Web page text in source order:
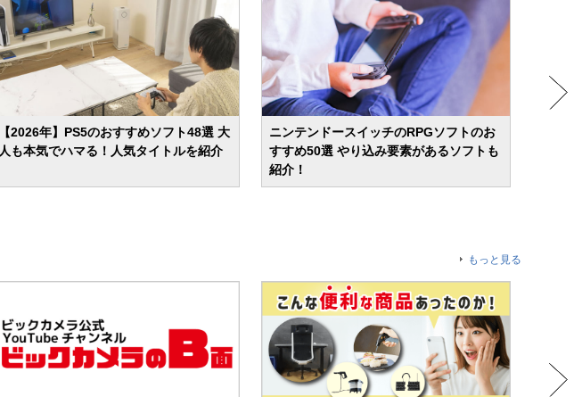
【2026年】PS5のおすすめソフト48選 大
人も本気でハマる！人気タイトルを紹介
ニンテンドースイッチのRPGソフトのお
すすめ50選 やり込み要素があるソフトも
紹介！
もっと見る